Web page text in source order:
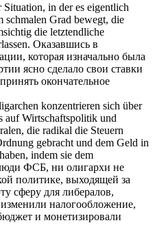
Situation, in der es eigentlich
schmalen Grad bewegt, die
die letztendliche
. Оказавшись в
которая изначально была
ясно сделало свои ставки
принять окончательное
konzentrieren sich über
auf Wirtschaftspolitik und
die radikal die Steuern
gebracht und dem Geld in
indem sie dem
ФСБ, ни олигархи не
политике, выходящей за
сферу для либералов,
налогообложение,
и монетизировали